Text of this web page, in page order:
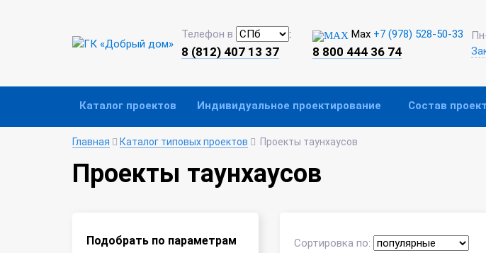
Телефон в :
8 (812) 407 13 37
Max +7 (978) 528-50-33
8 800 444 36 74
Каталог проектов Индивидуальное проектирование Состав
Главная Каталог типовых проектов Проекты таунхаусов
Проекты таунхаусов
Подобрать по параметрам Сортировка по: